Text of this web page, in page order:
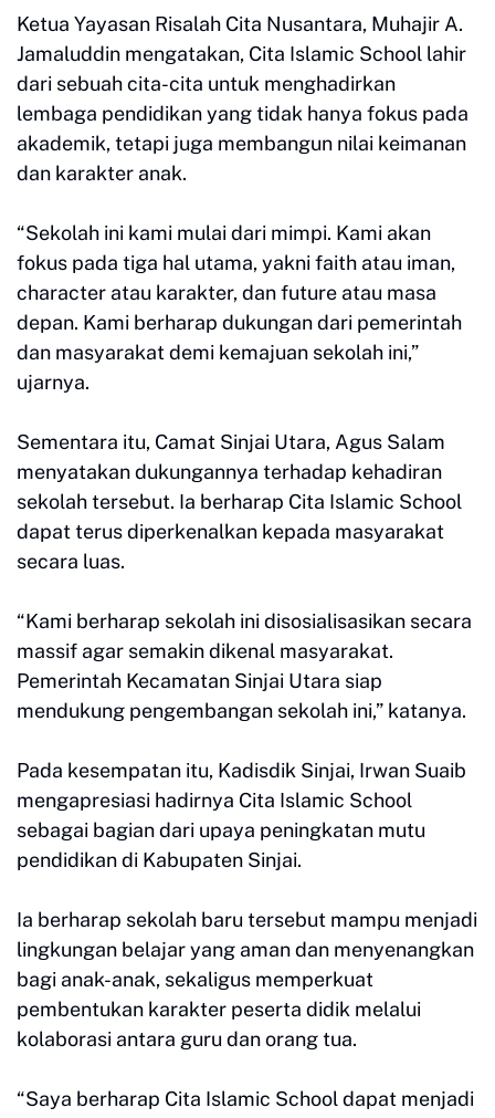
Ketua Yayasan Risalah Cita Nusantara, Muhajir A.
Jamaluddin mengatakan, Cita Islamic School lahir
dari sebuah cita-cita untuk menghadirkan
lembaga pendidikan yang tidak hanya fokus pada
akademik, tetapi juga membangun nilai keimanan
dan karakter anak.
“Sekolah ini kami mulai dari mimpi. Kami akan
fokus pada tiga hal utama, yakni faith atau iman,
character atau karakter, dan future atau masa
depan. Kami berharap dukungan dari pemerintah
dan masyarakat demi kemajuan sekolah ini,”
ujarnya.
Sementara itu, Camat Sinjai Utara, Agus Salam
menyatakan dukungannya terhadap kehadiran
sekolah tersebut. Ia berharap Cita Islamic School
dapat terus diperkenalkan kepada masyarakat
secara luas.
“Kami berharap sekolah ini disosialisasikan secara
massif agar semakin dikenal masyarakat.
Pemerintah Kecamatan Sinjai Utara siap
mendukung pengembangan sekolah ini,” katanya.
Pada kesempatan itu, Kadisdik Sinjai, Irwan Suaib
mengapresiasi hadirnya Cita Islamic School
sebagai bagian dari upaya peningkatan mutu
pendidikan di Kabupaten Sinjai.
Ia berharap sekolah baru tersebut mampu menjadi
lingkungan belajar yang aman dan menyenangkan
bagi anak-anak, sekaligus memperkuat
pembentukan karakter peserta didik melalui
kolaborasi antara guru dan orang tua.
“Saya berharap Cita Islamic School dapat menjadi